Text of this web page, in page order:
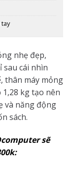
nhẹ đẹp,
sau cái nhìn
thân máy mỏng
kg tạo nên
và năng động
sách.
sẽ